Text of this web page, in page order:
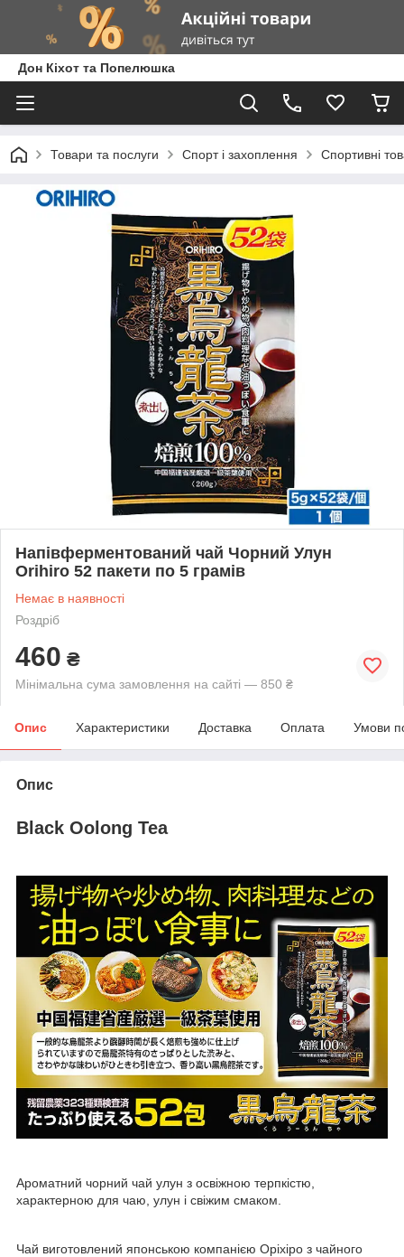
Дон Кіхот та Попелюшка
Товари та послуги Спорт і захоплення Спортивні
Напівферментований чай Чорний Улун
Orihiro 52 пакети по 5 грамів
Немає в наявності
Роздріб
460 ₴
Мінімальна сума замовлення на сайті — 850 ₴
Опис Характеристики Доставка Оплата Умови
Опис
Black Oolong Tea
Ароматний чорний чай улун з освіжною терпкістю,
характерною для чаю, улун і свіжим смаком.
Чай виготовлений японською компанією Оріхіро з чайного